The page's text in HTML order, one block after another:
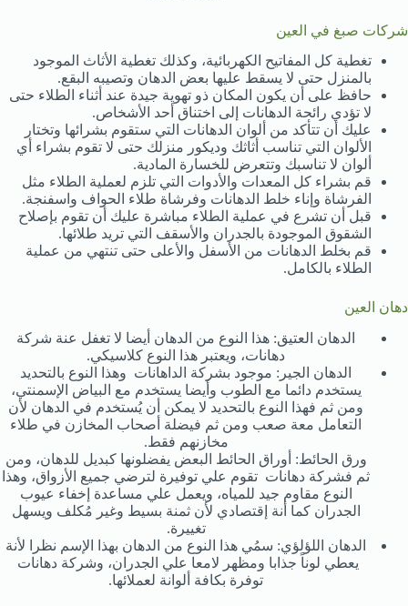
شركات صبغ في العين
تغطية كل المفاتيح الكهربائية، وكذلك تغطية الأثاث الموجود
بالمنزل حتى لا يسقط عليها بعض الدهان وتصيبه البقع.
حافظ على أن يكون المكان ذو تهوية جيدة عند أثناء الطلاء حتى
لا تؤدي رائحة الدهانات إلى اختناق أحد الأشخاص.
عليك أن تتأكد من ألوان الدهانات التي ستقوم بشرائها وتختار
الألوان التي تناسب أثاثك وديكور منزلك حتى لا تقوم بشراء أي
ألوان لا تناسبك وتتعرض للخسارة المادية.
قم بشراء كل المعدات والأدوات التي تلزم لعملية الطلاء مثل
الفرشاة وإناء خلط الدهانات وفرشاة طلاء الحواف واسفنجة.
قبل أن تشرع في عملية الطلاء مباشرة عليك أن تقوم بإصلاح
الشقوق الموجودة بالجدران والأسقف التي تريد طلائها.
قم بخلط الدهانات من الأسفل والأعلى حتى تنتهي من عملية
الطلاء بالكامل.
دهان العين
الدهان العتيق: هذا النوع من الدهان أيضا لا تغفل عنة شركة
دهانات، ويعتبر هذا النوع كلاسيكي.
الدهان الجير: موجود بشركة الداهانات وهذا النوع بالتحديد
يستخدم دائما مع الطوب وأيضا يستخدم مع البياض الإسمنتي،
ومن ثم فهذا النوع بالتحديد لا يمكن أن يُستخدم في الدهان لأن
التعامل معة صعب ومن ثم فيضلة أصحاب المخازن في طلاء
مخازنهم فقط.
ورق الحائط: أوراق الحائط البعض يفضلونها كبديل للدهان، ومن
ثم فشركة دهانات تقوم علي توفيرة لترضي جميع الأزواق، وهذا
النوع مقاوم جيد للمياه، ويعمل علي مساعدة إخفاء عيوب
الجدران كما أنة إقتصادي لأن ثمنة بسيط وغير مُكلف ويسهل
تغييرة.
الدهان اللؤلؤي: سمُي هذا النوع من الدهان بهذا الإسم نظرا لأنة
يعطي لوناً جذابا ومظهر لامعا علي الجدران، وشركة دهانات
توفرة بكافة ألوانة لعملائها.